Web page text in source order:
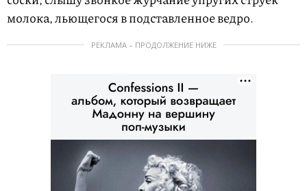
молока, льющегося в подставленное ведро.
РЕКЛАМА – ПРОДОЛЖЕНИЕ НИЖЕ